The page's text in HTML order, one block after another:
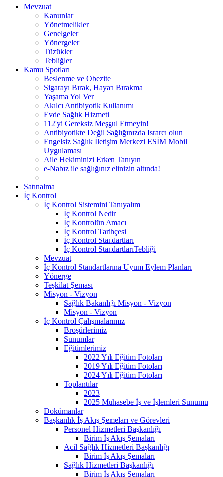
Mevzuat
Kanunlar
Yönetmelikler
Genelgeler
Yönergeler
Tüzükler
Tebliğler
Kamu Spotları
Beslenme ve Obezite
Sigarayı Bırak, Hayatı Bırakma
Yaşama Yol Ver
Akılcı Antibiyotik Kullanımı
Evde Sağlık Hizmeti
112'yi Gereksiz Meşgul Etmeyin!
Antibiyotikte Değil Sağlığınızda Israrcı olun
Engelsiz Sağlık İletişim Merkezi ESİM Mobil
Uygulaması
Aile Hekiminizi Erken Tanıyın
e-Nabız ile sağlığınız elinizin altında!
Satınalma
İç Kontrol
İç Kontrol Sistemini Tanıyalım
İç Kontrol Nedir
İç Kontrolün Amacı
İç Kontrol Tarihçesi
İç Kontrol Standartları
İç Kontrol StandartlarıTebliği
Mevzuat
İç Kontrol Standartlarına Uyum Eylem Planları
Yönerge
Teşkilat Şeması
Misyon - Vizyon
Sağlık Bakanlığı Misyon - Vizyon
Misyon - Vizyon
İç Kontrol Çalışmalarımız
Broşürlerimiz
Sunumlar
Eğitimlerimiz
2022 Yılı Eğitim Fotoları
2019 Yılı Eğitim Fotoları
2024 Yılı Eğitim Fotoları
Toplantılar
2023
2025 Muhasebe İş ve İşlemleri Sunumu
Dokümanlar
Başkanlık İş Akış Şemeları ve Görevleri
Personel Hizmetleri Başkanlığı
Birim İş Akış Şemaları
Acil Sağlık Hizmetleri Başkanlığı
Birim İş Akış Şemaları
Sağlık Hizmetleri Başkanlığı
Birim İş Akış Şemaları